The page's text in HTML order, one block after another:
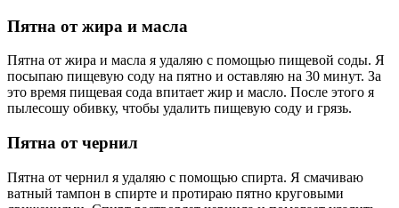
Пятна от жира и масла
Пятна от жира и масла я удаляю с помощью пищевой соды. Я
посыпаю пищевую соду на пятно и оставляю на 30 минут. За
это время пищевая сода впитает жир и масло. После этого я
пылесошу обивку, чтобы удалить пищевую соду и грязь.
Пятна от чернил
Пятна от чернил я удаляю с помощью спирта. Я смачиваю
ватный тампон в спирте и протираю пятно круговыми